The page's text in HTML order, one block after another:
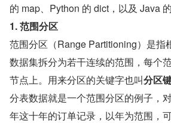
的 map、Python 的 dict，以及 Java
1. 范围分区
范围分区（Range Partitioning）是指
数据集拆分为若干连续的范围，每个
节点上。用来分区的关键字也叫分区
分表数据就是一个范围分区的例子，
年这十年的订单记录，以年为范围，